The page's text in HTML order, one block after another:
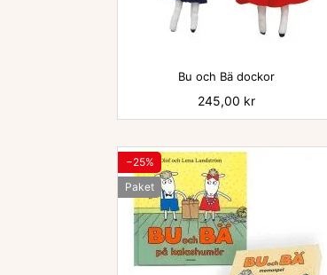

Bu och Bä dockor
Pris
245,00 kr
−25%
Paket